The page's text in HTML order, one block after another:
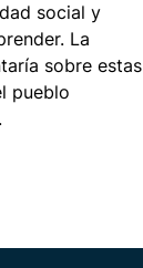
social y
La
sobre estas
pueblo